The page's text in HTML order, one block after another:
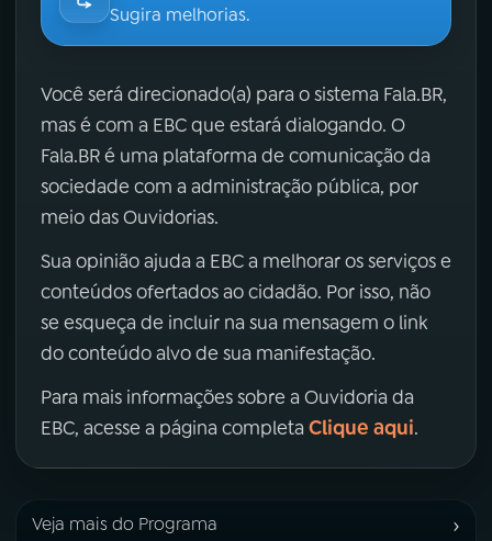
Sugira melhorias.
Você será direcionado(a) para o sistema Fala.BR,
mas é com a EBC que estará dialogando. O
Fala.BR é uma plataforma de comunicação da
sociedade com a administração pública, por
meio das Ouvidorias.
Sua opinião ajuda a EBC a melhorar os serviços e
conteúdos ofertados ao cidadão. Por isso, não
se esqueça de incluir na sua mensagem o link
do conteúdo alvo de sua manifestação.
Para mais informações sobre a Ouvidoria da
EBC, acesse a página completa Clique aqui.
Veja mais do Programa ›